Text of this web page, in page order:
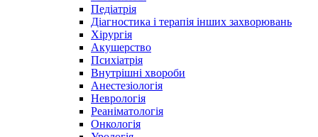
Педіатрія
Діагностика і терапія інших захворювань
Хірургія
Акушерство
Психіатрія
Внутрішні хвороби
Анестезіологія
Неврологія
Реаніматологія
Онкологія